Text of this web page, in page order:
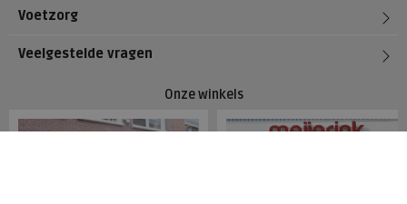
Voetzorg
Veelgestelde vragen
Onze winkels